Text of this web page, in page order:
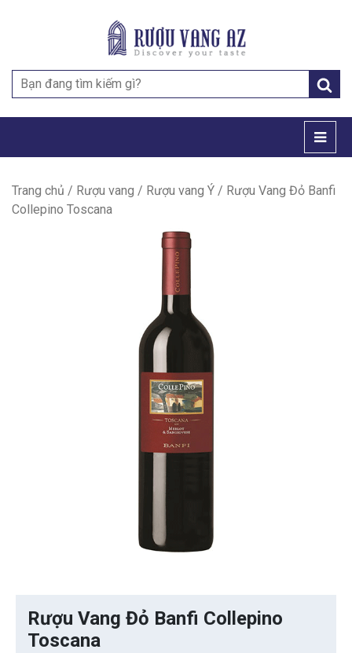
Search
for:
Trang chủ / Rượu vang / Rượu vang Ý / Rượu Vang Đỏ Banfi
Collepino Toscana
Rượu Vang Đỏ Banfi Collepino
Toscana